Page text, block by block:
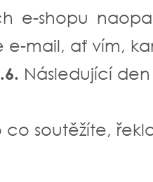
e-shopu
mail, ať vím,
Následující
soutěžíte,